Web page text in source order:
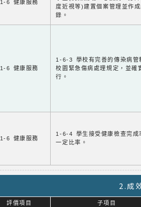
1-6 健康服務
度近視等)建置個案管理並作
錄。
1-6 健康服務
1-6-3 學校有完善的傳染病管
校園緊急傷病處理規定，並確
行。
1-6 健康服務
1-6-4 學生接受健康檢查完成
一定比率。
2.成
評價項目 子項目